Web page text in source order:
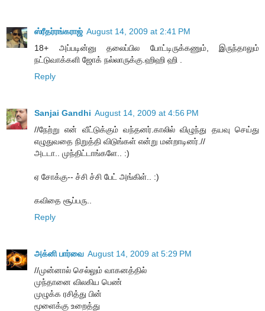
ஸ்ரீதர்ரங்கராஜ் August 14, 2009 at 2:41 PM
18+ அப்படின்னு தலைப்பில போட்டிருக்கணும், இருந்தாலும்
நட்டுவாக்களி ஜோக் நல்லாருக்கு.ஹிஹி ஹி .
Reply
Sanjai Gandhi August 14, 2009 at 4:56 PM
//நேற்று என் வீட்டுக்கும் வந்தனர்.காலில் விழுந்து தயவு செய்து
எழுதுவதை நிறுத்தி விடுங்கள் என்று மன்றாடினர்.//
அடடா.. முந்திட்டாங்களே.. :)
ஏ சோக்கு-- ச்சி ச்சி பேட் அங்கிள்.. :)
கவிதை சூப்பரு..
Reply
அக்னி பார்வை August 14, 2009 at 5:29 PM
//முன்னால் செல்லும் வாகனத்தில்
முந்தானை விலகிய பெண்
முழுக்க ரசித்து பின்
மூளைக்கு உறைத்து